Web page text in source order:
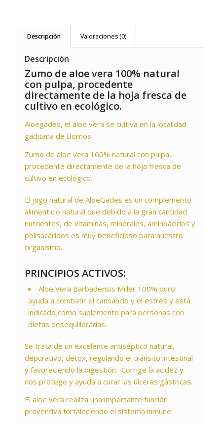
Descripción Valoraciones (0)
Descripción
Zumo de aloe vera 100% natural
con pulpa, procedente
directamente de la hoja fresca de
cultivo en ecológico.
Aloegades, el aloe vera se cultiva en la localidad
gaditana de Bornos
Zumo de aloe vera 100% natural con pulpa,
procedente directamente de la hoja fresca de
cultivo en ecológico.
El jugo natural de AloeGades es un complemento
alimenticio natural que debido a la gran cantidad
nutrientes, de vitaminas, minerales, aminoácidos y
polisacáridos es muy beneficioso para nuestro
organismo.
PRINCIPIOS ACTIVOS:
Aloe Vera Barbadensis Miller 100% puro:
ayuda a combatir el cansancio y el estrés y está
indicado como suplemento para personas con
dietas desequilibradas.
Se trata de un excelente antiséptico natural,
depurativo, detox, regulando el tránsito intestinal
y favoreciendo la digestión. Corrige la acidez y
nos protege y ayuda a curar las úlceras gástricas.
El aloe vera realiza una importante función
preventiva fortaleciendo el sistema inmune.